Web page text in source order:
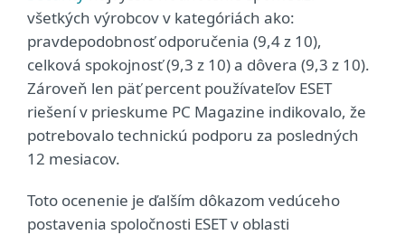
všetkých výrobcov v kategóriách ako:
pravdepodobnosť odporučenia (9,4 z 10),
celková spokojnosť (9,3 z 10) a dôvera (9,3 z 10).
Zároveň len päť percent používateľov ESET
riešení v prieskume PC Magazine indikovalo, že
potrebovalo technickú podporu za posledných
12 mesiacov.
Toto ocenenie je ďalším dôkazom vedúceho
postavenia spoločnosti ESET v oblasti